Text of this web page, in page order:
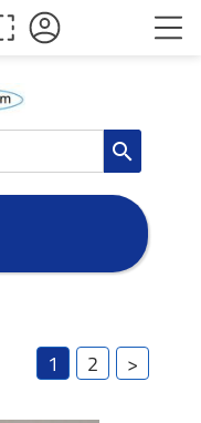
search
1
2 >